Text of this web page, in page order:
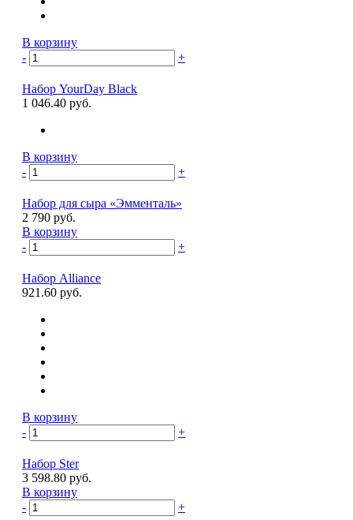
В корзину
-
+
Набор YourDay Black
1 046.40 руб.
В корзину
-
+
Набор для сыра «Эмменталь»
2 790 руб.
В корзину
-
+
Набор Alliance
921.60 руб.
В корзину
-
+
Набор Ster
3 598.80 руб.
В корзину
-
+